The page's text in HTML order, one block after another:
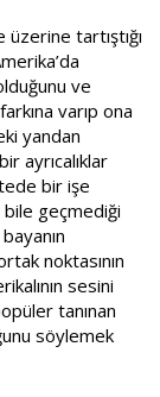
tartıştığı
ve
varıp ona
yandan
ayrıcalıklar
bir işe
bile geçmediği
noktasının
sesini
tanınan
söylemek